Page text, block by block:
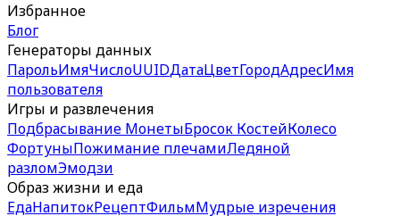
Избранное
Блог
Генераторы данных
ПарольИмяЧислоUUIDДатаЦветГородАдресИмя
пользователя
Игры и развлечения
Подбрасывание МонетыБросок КостейКолесо
ФортуныПожимание плечамиЛедяной
разломЭмодзи
Образ жизни и еда
ЕдаНапитокРецептФильмМудрые изречения